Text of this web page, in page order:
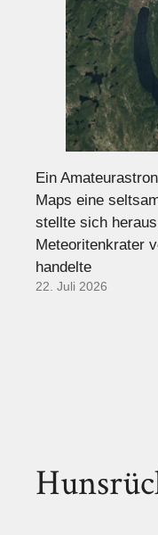
Ein
Maps eine
stellte sich
Meteoritenkrater
handelte
22. Juli 2026